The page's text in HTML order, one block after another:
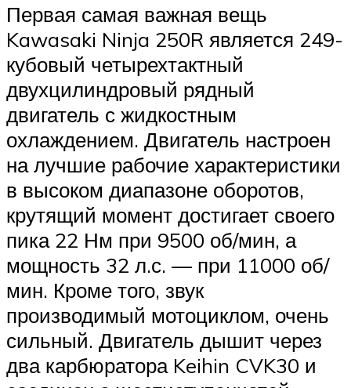
Первая самая важная вещь
Kawasaki Ninja 250R является 249-
кубовый четырехтактный
двухцилиндровый рядный
двигатель с жидкостным
охлаждением. Двигатель настроен
на лучшие рабочие характеристики
в высоком диапазоне оборотов,
крутящий момент достигает своего
пика 22 Нм при 9500 об/мин, а
мощность 32 л.с. — при 11000 об/
мин. Кроме того, звук
производимый мотоциклом, очень
сильный. Двигатель дышит через
два карбюратора Keihin CVK30 и